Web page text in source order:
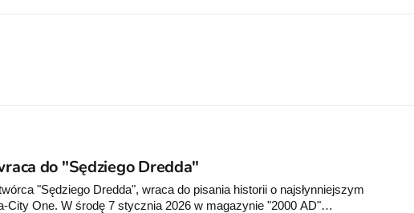
do "Sędziego Dredda"
"Sędziego Dredda", wraca do pisania historii o najsłynniejszym
City One. W środę 7 stycznia 2026 w magazynie "2000 AD"